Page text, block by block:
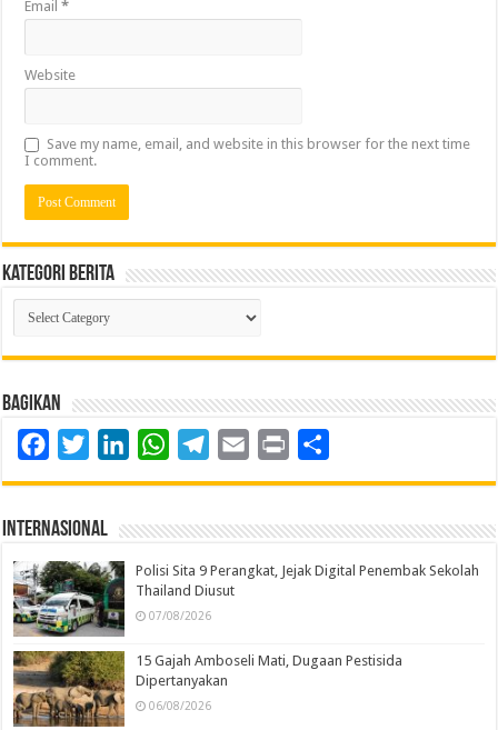
Email*
Website
Save my name, email, and website in this browser for the next time
I comment.
Kategori Berita
Kategori
Berita
Bagikan
FacebookTwitterLinkedInWhatsAppTelegram
Email Print
Internasional
Polisi Sita 9 Perangkat, Jejak Digital Penembak Sekolah
Thailand Diusut
07/08/2026
15 Gajah Amboseli Mati, Dugaan Pestisida
Dipertanyakan
06/08/2026